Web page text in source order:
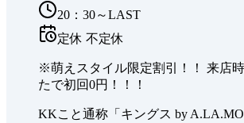
20：30～LAST
定休 不定休
※萌えスタイル限定割引！！ 来店
たで初回0円！！！
KKこと通称「キングス by